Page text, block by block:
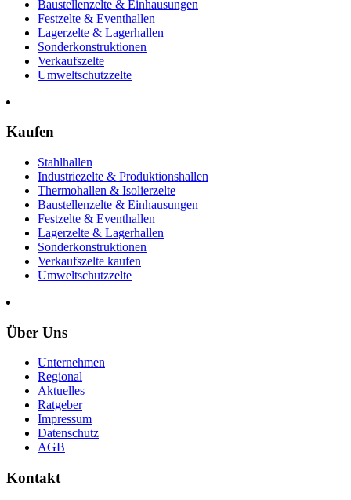
Baustellenzelte & Einhausungen
Festzelte & Eventhallen
Lagerzelte & Lagerhallen
Sonderkonstruktionen
Verkaufszelte
Umweltschutzzelte
Kaufen
Stahlhallen
Industriezelte & Produktionshallen
Thermohallen & Isolierzelte
Baustellenzelte & Einhausungen
Festzelte & Eventhallen
Lagerzelte & Lagerhallen
Sonderkonstruktionen
Verkaufszelte kaufen
Umweltschutzzelte
Über Uns
Unternehmen
Regional
Aktuelles
Ratgeber
Impressum
Datenschutz
AGB
Kontakt